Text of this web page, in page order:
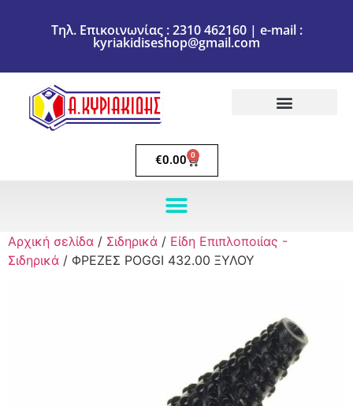
Τηλ. Επικοινωνίας : 2310 462160 | e-mail :
kyriakidiseshop@gmail.com
€0.00 0
Αρχική σελίδα / Σιδηρικά / Είδη Επιπλοποιίας -
Σιδηρικά / ΦΡΕΖΕΣ POGGI 432.00 ΞΥΛΟΥ